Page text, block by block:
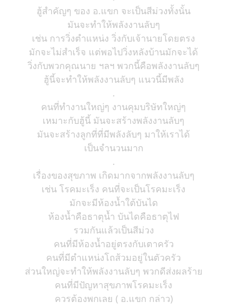
ฮู้สำคัญๆ ของ อ.แขก จะเป็นสีม่วงทั้งนั้น
มันจะทำให้พลังงานลับๆ
เช่น การวิ่งตำแหน่ง วิ่งกับเจ้านายโดยตรง
มักจะไม่สำเร็จ แต่พอไปวิ่งหลังบ้านมักจะได้
วิ่งกับพวกคุณนาย ฯลฯ พวกนี้คือพลังงานลับๆ
ฮู้นี้จะทำให้พลังงานลับๆ แนวนี้มีพลัง
.
คนที่ทำงานใหญ่ๆ งานคุมบริษัทใหญ่ๆ
เหมาะกับฮู้นี้ มันจะสร้างพลังงานลับๆ
มันจะสร้างลูกที่ที่มีพลังลับๆ มาให้เราได้
เป็นจำนวนมาก
.
เรื่องของสุขภาพ เกิดมากจากพลังงานลับๆ
เช่น โรคมะเร็ง คนที่จะเป็นโรคมะเร็ง
มักจะมีห้องน้ำใต้บันได
ห้องน้ำคือธาตุน้ำ บันไดคือธาตุไฟ
รวมกันแล้วเป็นสีม่วง
คนที่มีห้องน้ำอยู่ตรงกับเตาครัว
คนที่มีตำแหน่งโถส้วมอยู่ในตัวครัว
ส่วนใหญ่จะทำให้พลังงานลับๆ พวกดีส่งผลร้าย
คนที่มีปัญหาสุขภาพโรคมะเร็ง
ควรต้องพกเลย ( อ.แขก กล่าว)